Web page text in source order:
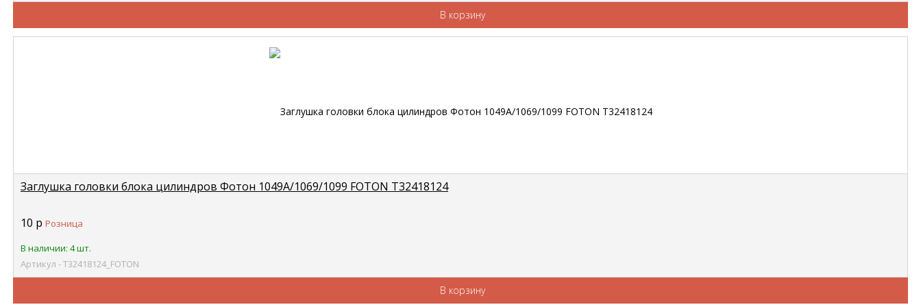
В корзину
Заглушка головки блока цилиндров Фотон 1049А/1069/1099 FOTON Т32418124
10 р Розница
В наличии: 4 шт.
Артикул - Т32418124_FOTON
В корзину